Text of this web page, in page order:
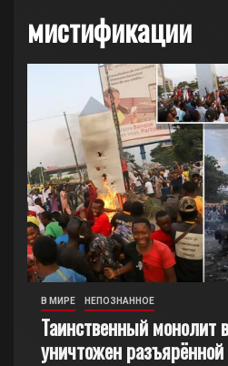
мистификации
В МИРЕ НЕПОЗНАННОЕ
Таинственный монолит
уничтожен